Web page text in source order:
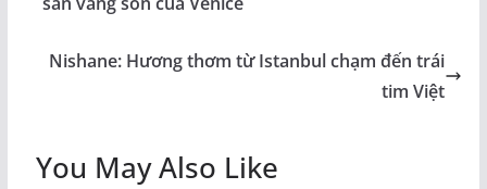
Nishane: Hương thơm từ Istanbul chạm đến trái
tim Việt
You May Also Like